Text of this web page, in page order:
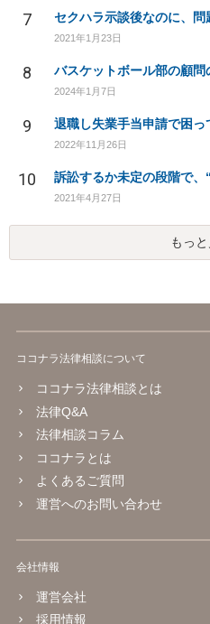
7 セクハラ示談後なのに、問
2021年1月23日
8
2024年1月7日
9 退職し失業手当申請で困っ
2022年11月26日
10
2021年4月27日
もっ
ココナラ法律相談について
ココナラ法律相談とは
法律Q&A
法律相談コラム
ココナラとは
よくあるご質問
運営へのお問い合わせ
会社情報
運営会社
採用情報